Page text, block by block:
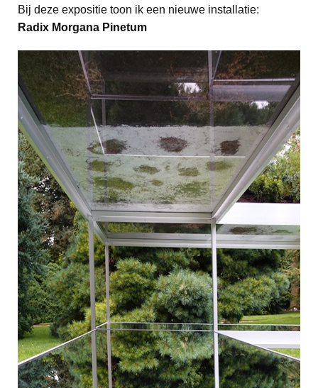
Bij deze expositie toon ik een nieuwe installatie:
Radix Morgana Pinetum